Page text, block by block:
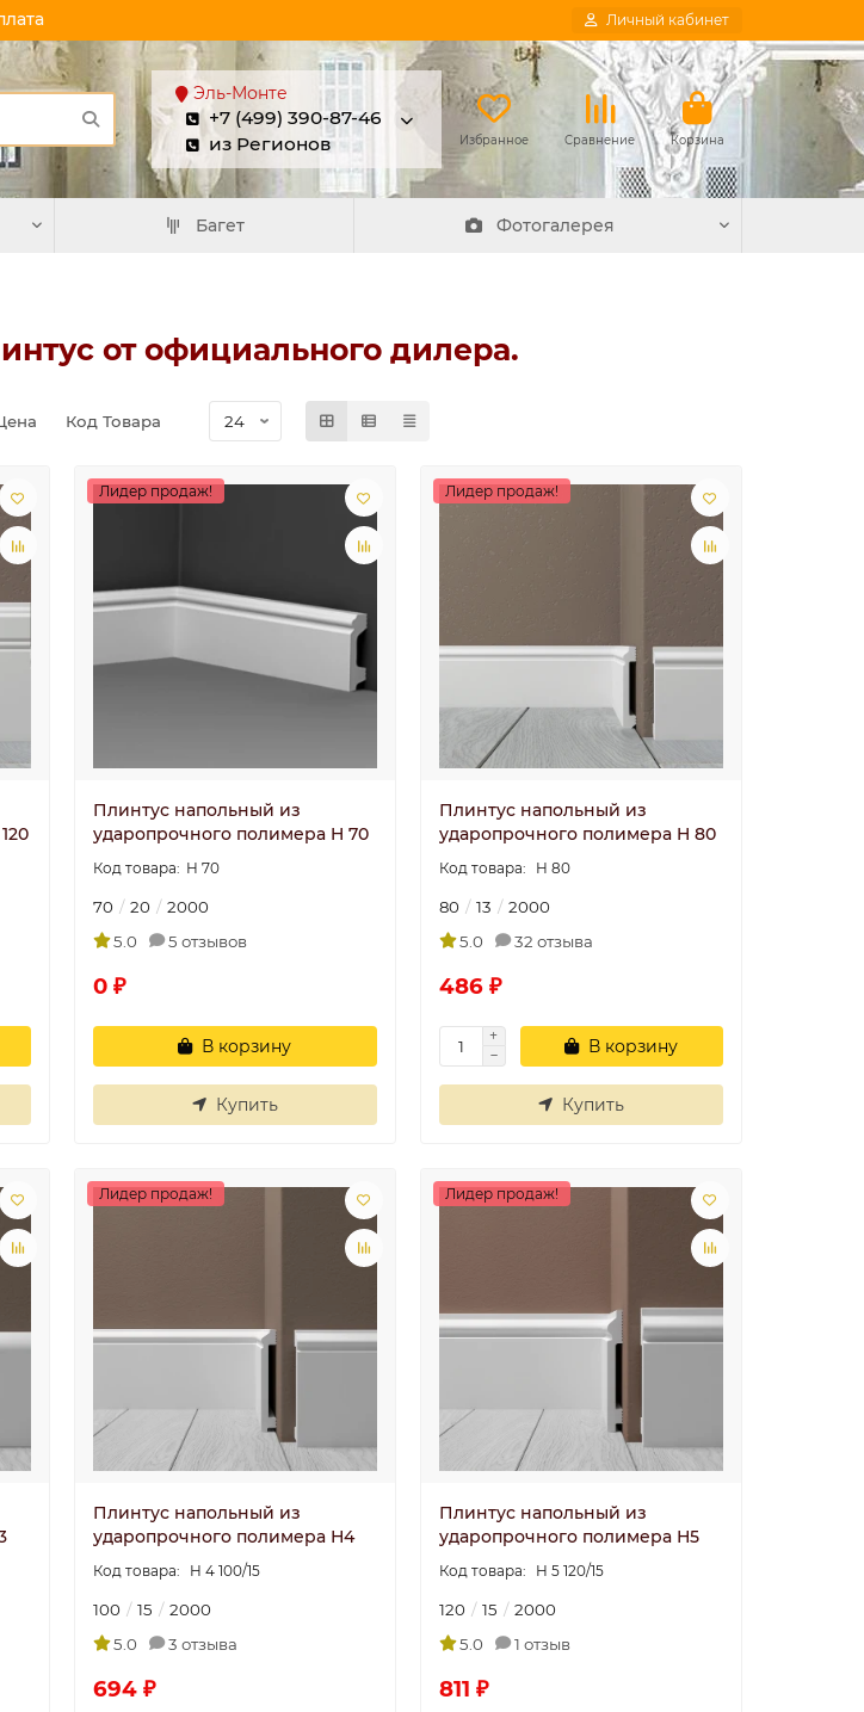
Личный кабинет
Эль-Монте
+7 (499) 390-87-46
из Регионов
Избранное Сравнение Корзина
Багет Фотогалерея
от официального дилера.
Код Товара
Лидер продаж!
Плинтус напольный из
ударопрочного полимера H 70
Н 70
70 20
2000
5.0
5 отзывов
0 ₽
В корзину
Купить
Лидер продаж!
Плинтус напольный из
ударопрочного полимера H 80
Н 80
80 13
2000
5.0
32 отзыва
486 ₽
В корзину
Купить
Лидер продаж!
Плинтус напольный из
ударопрочного полимера Н4
Н 4 100/15
100 15
2000
5.0
3 отзыва
694 ₽
Лидер продаж!
Плинтус напольный из
ударопрочного полимера Н5
Н 5 120/15
120 15
2000
5.0
1 отзыв
811 ₽